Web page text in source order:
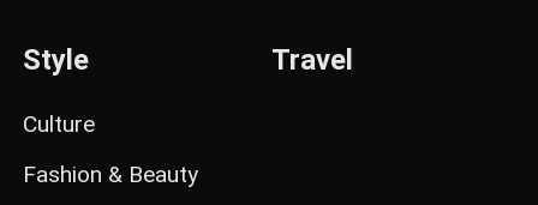
Style
Culture
Fashion & Beauty
Travel